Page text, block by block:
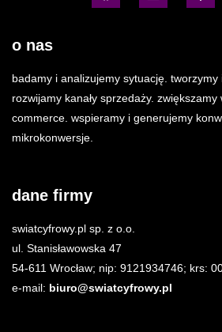
o nas
badamy i analizujemy sytuację. tworzymy
rozwijamy kanały sprzedaży.
commerce. wspieramy i generujemy
mikrokonwersje.
dane firmy
swiatcyfrowy.pl sp. z o.o.
ul. Stanisławowska 47
54-611 Wrocław; nip: 9121934746; krs:
e-mail: biuro@swiatcyfrowy.pl